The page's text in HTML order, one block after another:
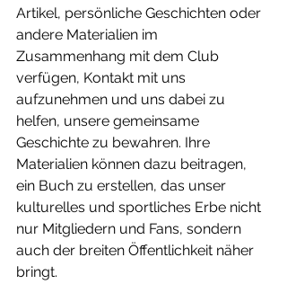
Artikel, persönliche Geschichten oder
andere Materialien im
Zusammenhang mit dem Club
verfügen, Kontakt mit uns
aufzunehmen und uns dabei zu
helfen, unsere gemeinsame
Geschichte zu bewahren. Ihre
Materialien können dazu beitragen,
ein Buch zu erstellen, das unser
kulturelles und sportliches Erbe nicht
nur Mitgliedern und Fans, sondern
auch der breiten Öffentlichkeit näher
bringt.